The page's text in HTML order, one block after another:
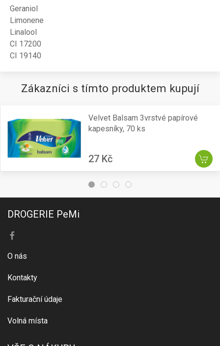
Geraniol
Limonene
Linalool
CI 17200
CI 19140
Zákazníci s tímto produktem kupují
Velvet Balsam 3vrstvé papírové
kapesníky, 70 ks
27 Kč
DROGERIE PeMi
O nás
Kontakty
Fakturační údaje
Volná místa